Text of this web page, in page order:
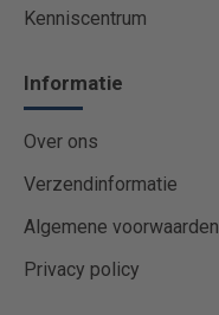
Kenniscentrum
Informatie
Over ons
Verzendinformatie
Algemene voorwaarden
Privacy policy